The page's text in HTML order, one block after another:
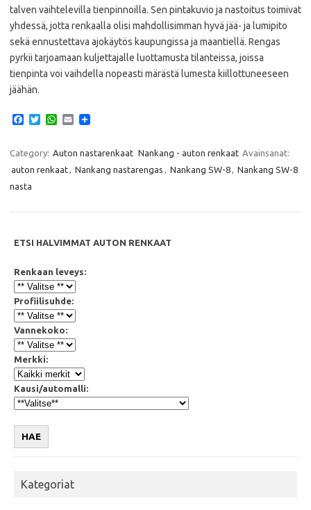
talven vaihtelevilla tienpinnoilla. Sen pintakuvio ja nastoitus toimivat
yhdessä, jotta renkaalla olisi mahdollisimman hyvä jää- ja lumipito
sekä ennustettava ajokäytös kaupungissa ja maantiellä. Rengas
pyrkii tarjoamaan kuljettajalle luottamusta tilanteissa, joissa
tienpinta voi vaihdella nopeasti märästä lumesta kiillottuneeseen
jäähän.
e
o
o
T
t
e
W
t
A
E
i
l
Category: Auton nastarenkaat Nankang - auton renkaat Avainsanat:
auton renkaat
Nankang nastarengas Nankang SW-8
Nankang SW-8
nasta
ETSI HALVIMMAT AUTON RENKAAT
Renkaan leveys:
Profiilisuhde:
Vannekoko:
Merkki:
Kausi/automalli:
HAE
Kategoriat